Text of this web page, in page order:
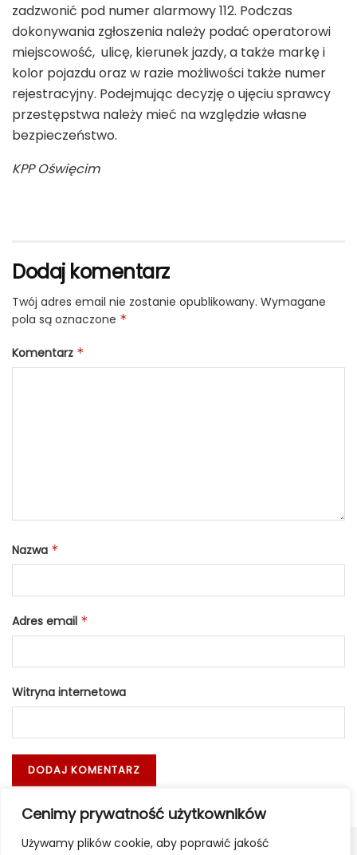
Cenimy prywatność użytkowników
Używamy plików cookie, aby poprawić jakość
zadzwonić pod numer alarmowy 112. Podczas
dokonywania zgłoszenia należy podać operatorowi
miejscowość, ulicę, kierunek jazdy, a także markę i
kolor pojazdu oraz w razie możliwości także numer
rejestracyjny. Podejmując decyzję o ujęciu sprawcy
przestępstwa należy mieć na względzie własne
bezpieczeństwo.
KPP Oświęcim
Dodaj komentarz
Twój adres email nie zostanie opublikowany. Wymagane
pola są oznaczone *
Komentarz *
Nazwa *
Adres email *
Witryna internetowa